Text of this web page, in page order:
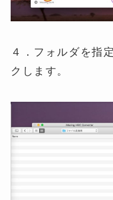
４．フォルダを指
クします。